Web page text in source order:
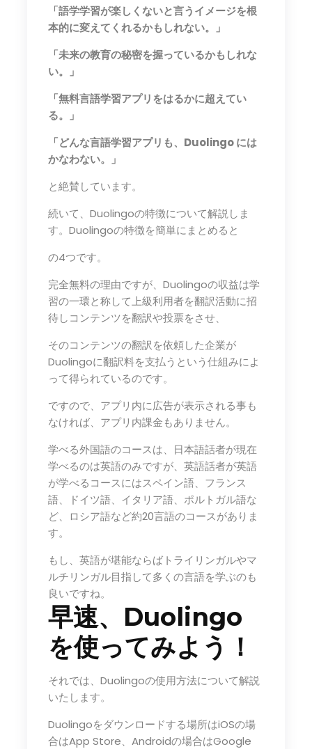
「語学学習が楽しくないと言うイメージを根
本的に変えてくれるかもしれない。」
「未来の教育の秘密を握っているかもしれな
い。」
「無料言語学習アプリをはるかに超えてい
る。」
「どんな言語学習アプリも、Duolingo には
かなわない。」
と絶賛しています。
続いて、Duolingoの特徴について解説しま
す。Duolingoの特徴を簡単にまとめると
の4つです。
完全無料の理由ですが、Duolingoの収益は学
習の一環と称して上級利用者を翻訳活動に招
待しコンテンツを翻訳や投票をさせ、
そのコンテンツの翻訳を依頼した企業が
Duolingoに翻訳料を支払うという仕組みによ
って得られているのです。
ですので、アプリ内に広告が表示される事も
なければ、アプリ内課金もありません。
学べる外国語のコースは、日本語話者が現在
学べるのは英語のみですが、英語話者が英語
が学べるコースにはスペイン語、フランス
語、ドイツ語、イタリア語、ポルトガル語な
ど、ロシア語など約20言語のコースがありま
す。
もし、英語が堪能ならばトライリンガルやマ
ルチリンガル目指して多くの言語を学ぶのも
良いですね。
早速、Duolingo
を使ってみよう！
それでは、Duolingoの使用方法について解説
いたします。
Duolingoをダウンロードする場所はiOSの場
合はApp Store、Androidの場合はGoogle